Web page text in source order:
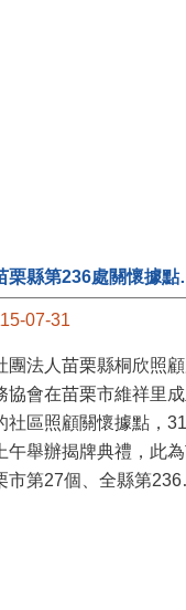
苗栗縣第
115-07-31
團法人苗栗縣桐欣照顧